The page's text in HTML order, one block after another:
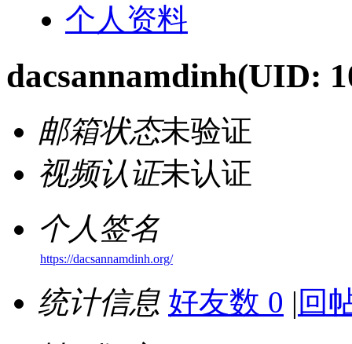
个人资料
dacsannamdinh(UID:
邮箱状态未验证
视频认证未认证
个人签名
https://dacsannamdinh.org/
统计信息 好友数 0 | 回